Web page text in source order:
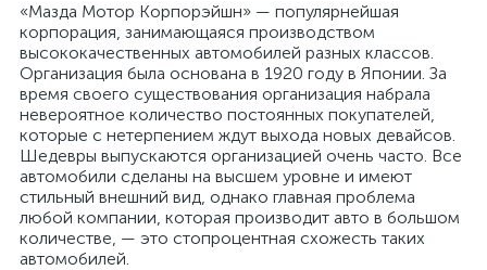
«Мазда Мотор Корпорэйшн» — популярнейшая
корпорация, занимающаяся производством
высококачественных автомобилей разных классов.
Организация была основана в 1920 году в Японии. За
время своего существования организация набрала
невероятное количество постоянных покупателей,
которые с нетерпением ждут выхода новых девайсов.
Шедевры выпускаются организацией очень часто. Все
автомобили сделаны на высшем уровне и имеют
стильный внешний вид, однако главная проблема
любой компании, которая производит авто в большом
количестве, — это стопроцентная схожесть таких
автомобилей.